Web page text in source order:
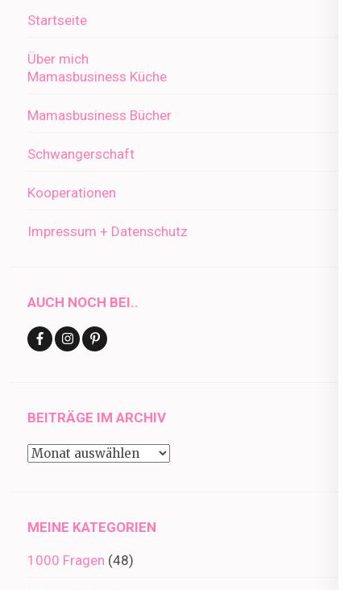
Startseite
Über mich
Mamasbusiness Küche
Mamasbusiness Bücher
Schwangerschaft
Kooperationen
Impressum + Datenschutz
AUCH NOCH BEI..
BEITRÄGE IM ARCHIV
Beiträge
MEINE KATEGORIEN
1000 Fragen (48)